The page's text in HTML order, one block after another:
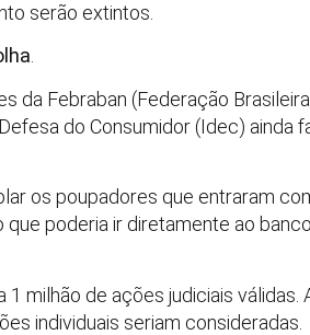
serão extintos.
.
da Febraban (Federação
do Consumidor (Idec) ainda
os poupadores que entraram
poderia ir diretamente ao
milhão de ações judiciais válidas.
individuais seriam consideradas.